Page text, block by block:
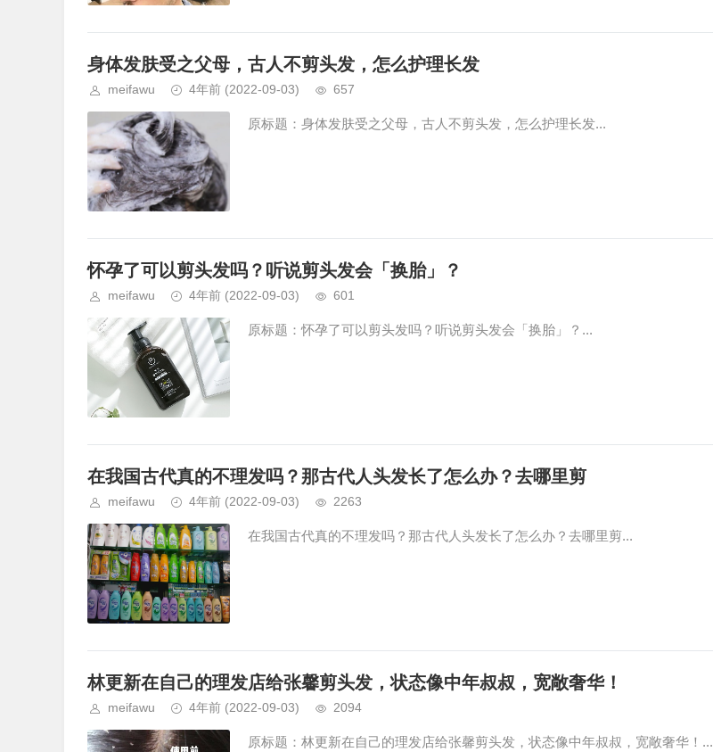
身体发肤受之父母，古人不剪头发，怎么护理长发
meifawu 4年前 (2022-09-03) 657
原标题：身体发肤受之父母，古人不剪头发，怎么护理长发...
怀孕了可以剪头发吗？听说剪头发会「换胎」？
meifawu 4年前 (2022-09-03) 601
原标题：怀孕了可以剪头发吗？听说剪头发会「换胎」？...
在我国古代真的不理发吗？那古代人头发长了怎么办？去哪里剪
meifawu 4年前 (2022-09-03) 2263
在我国古代真的不理发吗？那古代人头发长了怎么办？去哪里剪...
林更新在自己的理发店给张馨剪头发，状态像中年叔叔，宽敞奢华！
meifawu 4年前 (2022-09-03) 2094
原标题：林更新在自己的理发店给张馨剪头发，状态像中年叔叔，宽敞奢华！...